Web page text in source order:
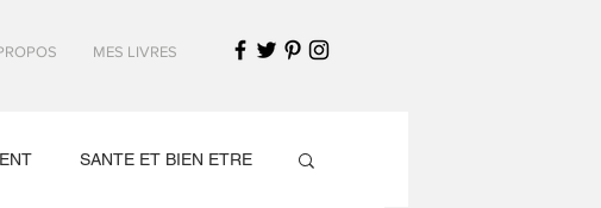
MES LIVRES
SANTE ET BIEN ETRE